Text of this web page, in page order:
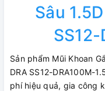
Sâu
Sản phẩm Mũi Khoan
DRA SS12-DRA100M-
phí hiệu quả, gia công